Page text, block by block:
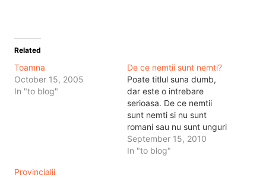
Related
Toamna
October 15, 2005
In "to blog"
De ce nemtii sunt nemti?
Poate titlul suna dumb,
dar este o intrebare
serioasa. De ce nemtii
sunt nemti si nu sunt
romani sau nu sunt unguri
sau nu sunt olandezi.
Cum n-am fost niciodata
September 15, 2010
In "to blog"
Provincialii